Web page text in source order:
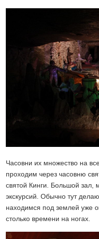
Часовни их множество на
проходим через часовню
святой Кинги. Большой зал,
экскурсий. Обычно тут
находимся под землей уже
столько времени на ногах.